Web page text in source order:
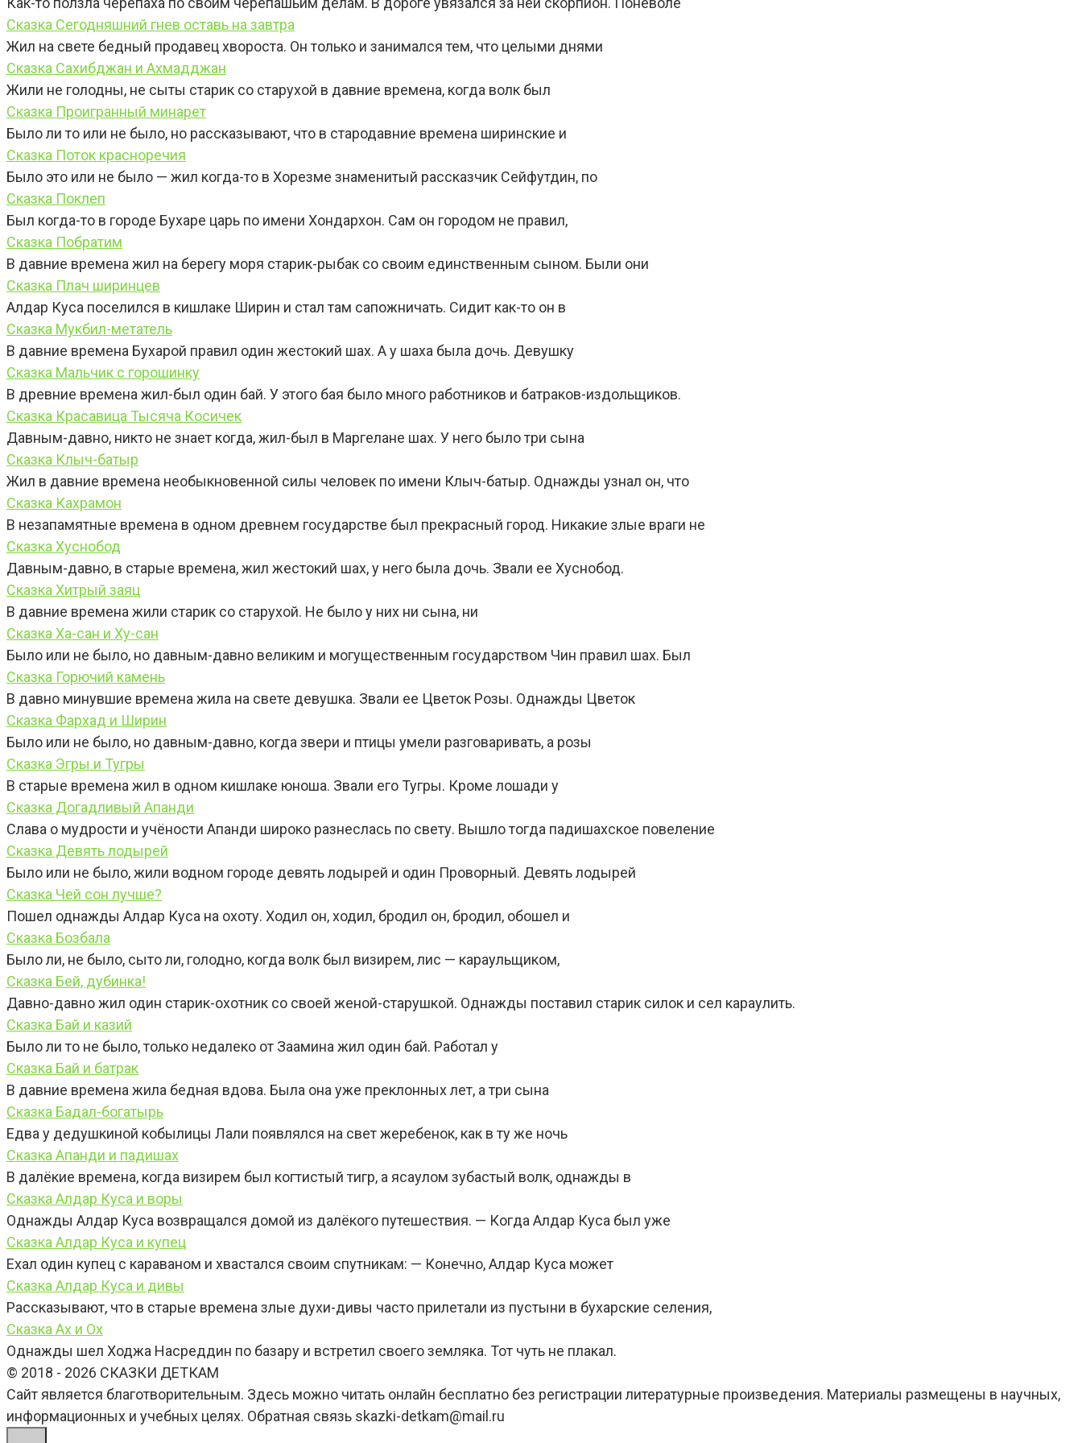
Сказка Сегодняшний гнев оставь на завтра
Жил на свете бедный продавец хвороста. Он только и занимался тем, что целыми днями
Сказка Сахибджан и Ахмадджан
Жили не голодны, не сыты старик со старухой в давние времена, когда волк был
Сказка Проигранный минарет
Было ли то или не было, но рассказывают, что в стародавние времена ширинские и
Сказка Поток красноречия
Было это или не было — жил когда-то в Хорезме знаменитый рассказчик Сейфутдин, по
Сказка Поклеп
Был когда-то в городе Бухаре царь по имени Хондархон. Сам он городом не правил,
Сказка Побратим
В давние времена жил на берегу моря старик-рыбак со своим единственным сыном. Были они
Сказка Плач ширинцев
Алдар Куса поселился в кишлаке Ширин и стал там сапожничать. Сидит как-то он в
Сказка Мукбил-метатель
В давние времена Бухарой правил один жестокий шах. А у шаха была дочь. Девушку
Сказка Мальчик с горошинку
В древние времена жил-был один бай. У этого бая было много работников и батраков-издольщиков.
Сказка Красавица Тысяча Косичек
Давным-давно, никто не знает когда, жил-был в Маргелане шах. У него было три сына
Сказка Клыч-батыр
Жил в давние времена необыкновенной силы человек по имени Клыч-батыр. Однажды узнал он, что
Сказка Кахрамон
В незапамятные времена в одном древнем государстве был прекрасный город. Никакие злые враги не
Сказка Хуснобод
Давным-давно, в старые времена, жил жестокий шах, у него была дочь. Звали ее Хуснобод.
Сказка Хитрый заяц
В давние времена жили старик со старухой. Не было у них ни сына, ни
Сказка Ха-сан и Ху-сан
Было или не было, но давным-давно великим и могущественным государством Чин правил шах. Был
Сказка Горючий камень
В давно минувшие времена жила на свете девушка. Звали ее Цветок Розы. Однажды Цветок
Сказка Фархад и Ширин
Было или не было, но давным-давно, когда звери и птицы умели разговаривать, а розы
Сказка Эгры и Тугры
В старые времена жил в одном кишлаке юноша. Звали его Тугры. Кроме лошади у
Сказка Догадливый Апанди
Слава о мудрости и учёности Апанди широко разнеслась по свету. Вышло тогда падишахское повеление
Сказка Девять лодырей
Было или не было, жили водном городе девять лодырей и один Проворный. Девять лодырей
Сказка Чей сон лучше?
Пошел однажды Алдар Куса на охоту. Ходил он, ходил, бродил он, бродил, обошел и
Сказка Бозбала
Было ли, не было, сыто ли, голодно, когда волк был визирем, лис — караульщиком,
Сказка Бей, дубинка!
Давно-давно жил один старик-охотник со своей женой-старушкой. Однажды поставил старик силок и сел караулить.
Сказка Бай и казий
Было ли то не было, только недалеко от Заамина жил один бай. Работал у
Сказка Бай и батрак
В давние времена жила бедная вдова. Была она уже преклонных лет, а три сына
Сказка Бадал-богатырь
Едва у дедушкиной кобылицы Лали появлялся на свет жеребенок, как в ту же ночь
Сказка Апанди и падишах
В далёкие времена, когда визирем был когтистый тигр, а ясаулом зубастый волк, однажды в
Сказка Алдар Куса и воры
Однажды Алдар Куса возвращался домой из далёкого путешествия. — Когда Алдар Куса был уже
Сказка Алдар Куса и купец
Ехал один купец с караваном и хвастался своим спутникам: — Конечно, Алдар Куса может
Сказка Алдар Куса и дивы
Рассказывают, что в старые времена злые духи-дивы часто прилетали из пустыни в бухарские селения,
Сказка Ах и Ох
Однажды шел Ходжа Насреддин по базару и встретил своего земляка. Тот чуть не плакал.
© 2018 - 2026 СКАЗКИ ДЕТКАМ
Сайт является благотворительным. Здесь можно читать онлайн бесплатно без регистрации литературные произведения. Материалы размещены в научных,
информационных и учебных целях. Обратная связь skazki-detkam@mail.ru